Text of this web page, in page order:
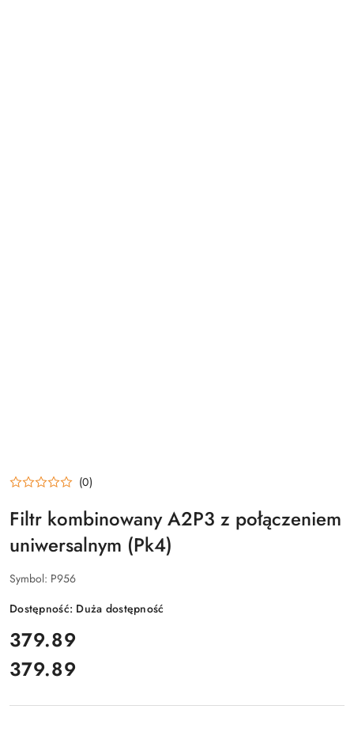
(0)
Filtr kombinowany A2P3 z połączeniem
uniwersalnym (Pk4)
Symbol: P956
Dostępność: Duża dostępność
cena:
379.89
Cena:
379.89